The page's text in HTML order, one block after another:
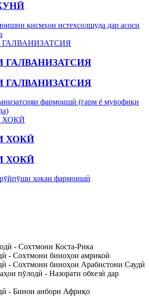
қисмҳои истеҳсолшуда дар асоси
ГАЛВАНИЗАТСИЯ
ГАЛВАНИЗАТСИЯ
фармоишӣ (гарм ё мувофиқи
ХОКӢ
ХОКӢ
хокаи фармоишӣ
- Сохтмони Коста-Рика
- Сохтмони биноҳои амрикоӣ
- Сохтмони биноҳои Арабистони Саудӣ
пӯлодӣ - Назорати обхезӣ дар
- Бинои анбори Африқо